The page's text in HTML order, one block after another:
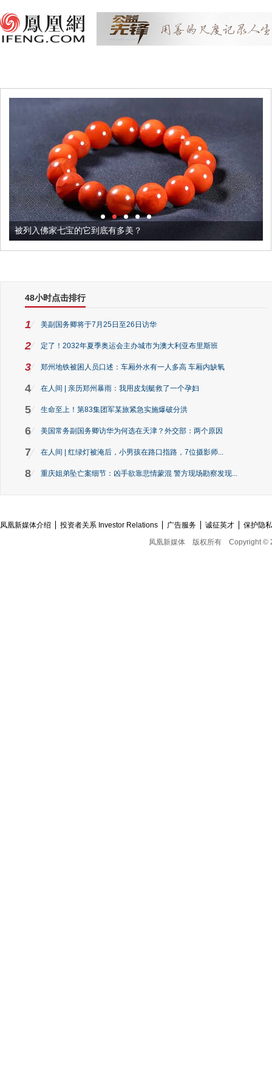
被列入佛家七宝的它到底有多美？
48小时点击排行
1 美副国务卿将于7月25日至26日访华
2 定了！2032年夏季奥运会主办城市为澳大利亚布里斯班
3 郑州地铁被困人员口述：车厢外水有一人多高 车厢内缺氧
4 在人间 | 亲历郑州暴雨：我用皮划艇救了一个孕妇
5 生命至上！第83集团军某旅紧急实施爆破分洪
6 美国常务副国务卿访华为何选在天津？外交部：两个原因
7 在人间 | 红绿灯被淹后，小男孩在路口指路，7位摄影师...
8 重庆姐弟坠亡案细节：凶手欲靠悲情蒙混 警方现场勘察发现...
凤凰新媒体介绍 投资者关系 Investor Relations 广告服务 诚征英才
保护隐
凤凰新媒体
版权所有 Copyright ©